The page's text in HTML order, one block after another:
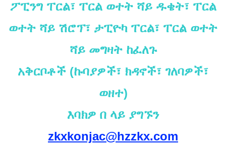
ፖፒንግ ፐርል፣ ፐርል ወተት ሻይ ዱቄት፣ ፐርል
ወተት ሻይ ሽሮፕ፣ ታፒዮካ ፐርል፣ ፐርል ወተት
ሻይ መግዛት ከፈለጉ
አቅርቦቶች (ኩባያዎች፣ ክዳኖች፣ ገለባዎች፣
ወዘተ)
እባክዎ በ ላይ ያግኙን
zkxkonjac@hzzkx.com